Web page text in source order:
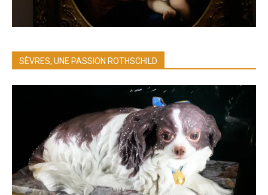
SÈVRES, UNE PASSION ROTHSCHILD